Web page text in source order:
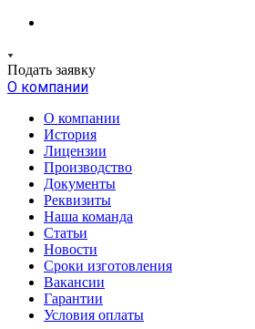
Подать заявку
О компании
О компании
История
Лицензии
Производство
Документы
Реквизиты
Наша команда
Статьи
Новости
Сроки изготовления
Вакансии
Гарантии
Условия оплаты